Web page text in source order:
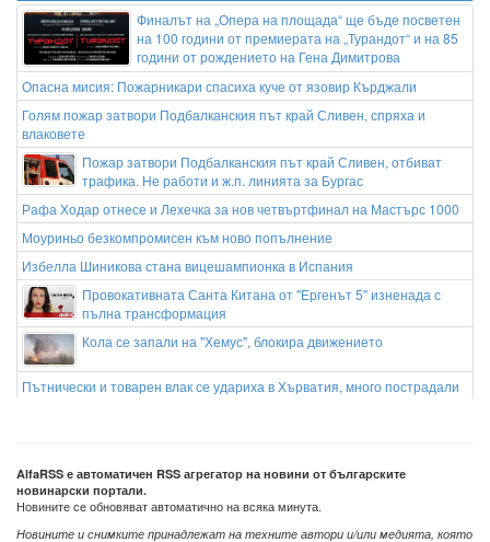
Финалът на „Опера на площада“ ще бъде посветен
на 100 години от премиерата на „Турандот“ и на 85
години от рождението на Гена Димитрова
Опасна мисия: Пожарникари спасиха куче от язовир Кърджали
Голям пожар затвори Подбалканския път край Сливен, спряха и
влаковете
Пожар затвори Подбалканския път край Сливен, отбиват
трафика. Не работи и ж.п. линията за Бургас
Рафа Ходар отнесе и Лехечка за нов четвъртфинал на Мастърс 1000
Моуриньо безкомпромисен към ново попълнение
Избелла Шиникова стана вицешампионка в Испания
Провокативната Санта Китана от "Ергенът 5" изненада с
пълна трансформация
Кола се запали на "Хемус", блокира движението
Пътнически и товарен влак се удариха в Хърватия, много пострадали
AlfaRSS е автоматичен RSS агрегатор на новини от българските
новинарски портали.
Новините се обновяват автоматично на всяка минута.
Новините и снимките принадлежат на техните автори и/или медията, която